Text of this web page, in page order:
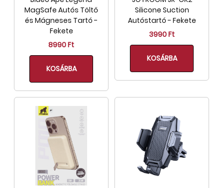
MagSafe Autós Töltő
és Mágneses Tartó -
Fekete
8990 Ft
KOSÁRBA
Silicone Suction
Autóstartó - Fekete
3990 Ft
KOSÁRBA